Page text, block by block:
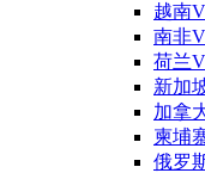
越南
南非
荷兰
新加
加拿
柬埔
俄罗